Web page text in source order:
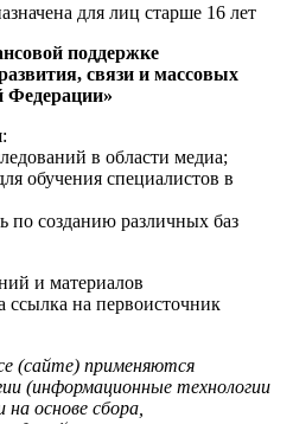
для лиц старше 16 лет
поддержке
связи и массовых
Федерации»
в области медиа;
обучения специалистов в
по созданию различных баз
и материалов
ссылка на первоисточник
(сайте) применяются
(информационные технологии
основе сбора,